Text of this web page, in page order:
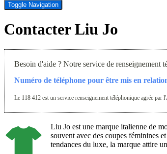
Toggle Navigation
Contacter Liu Jo
Besoin d'aide ? Notre service de renseignement
Numéro de téléphone pour être mis en
Le 118 412 est un service renseignement téléphonique agrée
Liu Jo est une marque italienne de
souvent avec des coupes féminines
tendances du luxe, la marque attire